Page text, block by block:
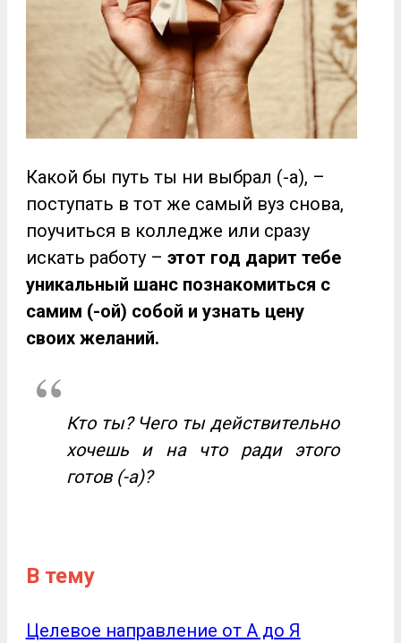
Какой бы путь ты ни выбрал (-а), –
поступать в тот же самый вуз снова,
поучиться в колледже или сразу
искать работу – этот год дарит тебе
уникальный шанс познакомиться с
самим (-ой) собой и узнать цену
своих желаний.
Кто ты? Чего ты действительно
хочешь и на что ради этого
готов (-а)?
В тему
Целевое направление от А до Я